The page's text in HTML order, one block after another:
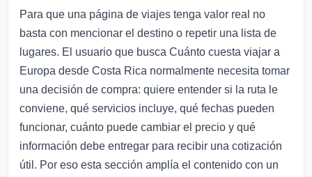
Para que una página de viajes tenga valor real no
basta con mencionar el destino o repetir una lista de
lugares. El usuario que busca Cuánto cuesta viajar a
Europa desde Costa Rica normalmente necesita tomar
una decisión de compra: quiere entender si la ruta le
conviene, qué servicios incluye, qué fechas pueden
funcionar, cuánto puede cambiar el precio y qué
información debe entregar para recibir una cotización
útil. Por eso esta sección amplía el contenido con un